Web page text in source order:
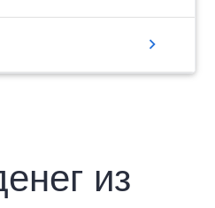
chevron_right
из